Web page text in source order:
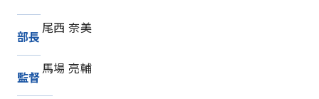
部長
尾西 奈美
監督
馬場 亮輔